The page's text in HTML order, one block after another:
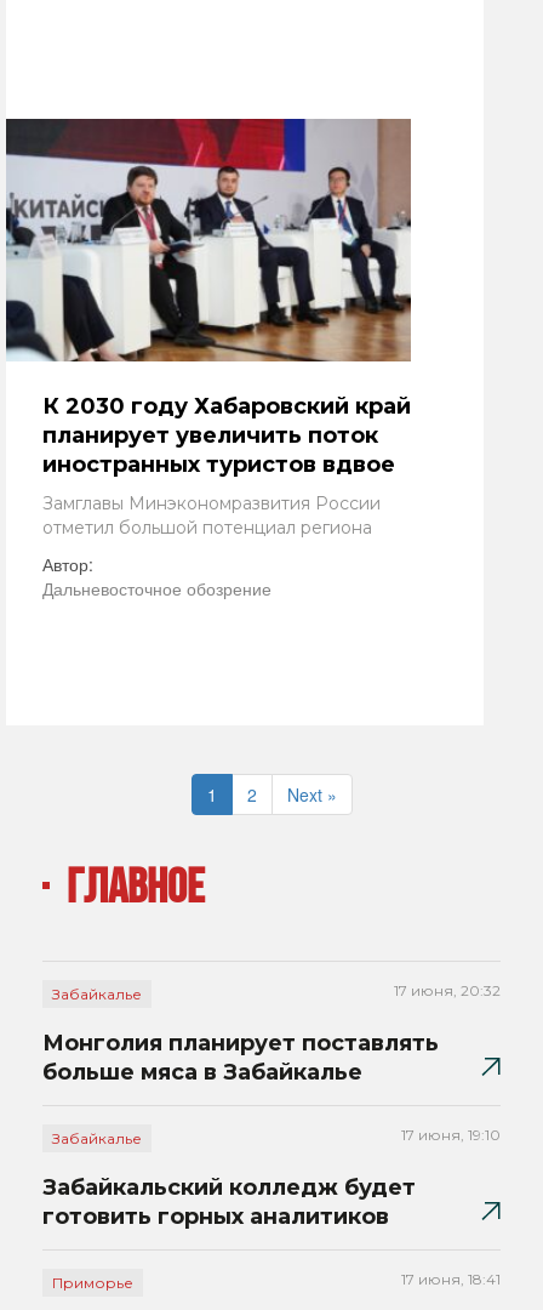
К 2030 году Хабаровский край
планирует увеличить поток
иностранных туристов вдвое
Замглавы Минэкономразвития России
отметил большой потенциал региона
Автор:
Дальневосточное обозрение
1 2 Next »
ГЛАВНОЕ
Забайкалье 17 июня, 20:32
Монголия планирует поставлять
больше мяса в Забайкалье
Забайкалье 17 июня, 19:10
Забайкальский колледж будет
готовить горных аналитиков
Приморье 17 июня, 18:41